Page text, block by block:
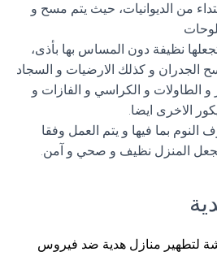
من الديوانيات، حيث يتم مسح و
نظيفة دون المساس بها بأذى،
الجدران و كذلك الارضيات و السجاد
و الطاولات و الكراسي و الفازات و
الاخرى ايضا.
بما فيها و يتم العمل وفقا
تجعل المنزل نظيف و صحي و آمن.
لتطهير منازل هدية ضد فيروس